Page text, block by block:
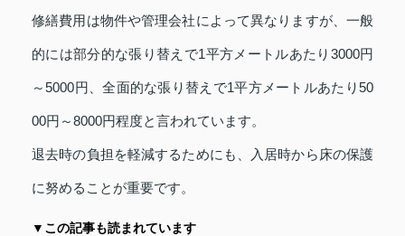
修繕費用は物件や管理会社によって異なりますが、一般
的には部分的な張り替えで1平方メートルあたり3000円
～5000円、全面的な張り替えで1平方メートルあたり50
00円～8000円程度と言われています。
退去時の負担を軽減するためにも、入居時から床の保護
に努めることが重要です。
▼この記事も読まれています